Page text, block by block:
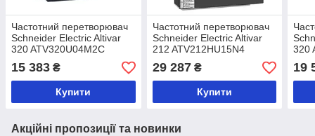
Частотний перетворювач
Schneider Electric Altivar
320 ATV320U04M2C
15 383 ₴
Купити
Частотний перетворювач
Schneider Electric Altivar
212 ATV212HU15N4
29 287₴
Купити
320
19
Акційні пропозиції та новинки